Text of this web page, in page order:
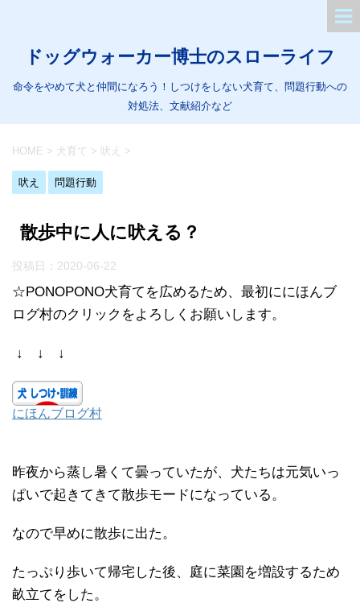
ドッグウォーカー博士のスローライフ
命令をやめて犬と仲間になろう！しつけをしない犬育て、問題行動への
対処法、文献紹介など
HOME > 犬育て > 吠え >
吠え 問題行動
散歩中に人に吠える？
投稿日： 2020-06-22
☆PONOPONO犬育てを広めるため、最初ににほんブ
ログ村のクリックをよろしくお願いします。
↓ ↓ ↓
にほんブログ村
昨夜から蒸し暑くて曇っていたが、犬たちは元気いっ
ぱいで起きてきて散歩モードになっている。
なので早めに散歩に出た。
たっぷり歩いて帰宅した後、庭に菜園を増設するため
畝立てをした。